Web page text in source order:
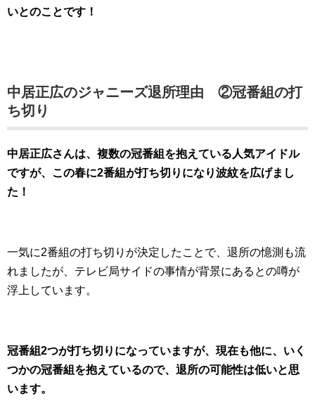
いとのことです！
中居正広のジャニーズ退所理由 ②冠番組の打
ち切り
中居正広さんは、複数の冠番組を抱えている人気アイドル
ですが、この春に2番組が打ち切りになり波紋を広げまし
た！
一気に2番組の打ち切りが決定したことで、退所の憶測も流
れましたが、テレビ局サイドの事情が背景にあるとの噂が
浮上しています。
冠番組2つが打ち切りになっていますが、現在も他に、いく
つかの冠番組を抱えているので、退所の可能性は低いと思
います。